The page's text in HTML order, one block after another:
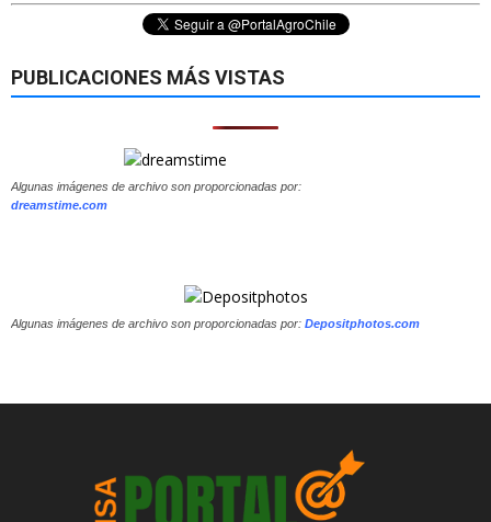
PUBLICACIONES MÁS VISTAS
Algunas imágenes de archivo son proporcionadas por:
dreamstime.com
Algunas imágenes de archivo son proporcionadas por: Depositphotos.com